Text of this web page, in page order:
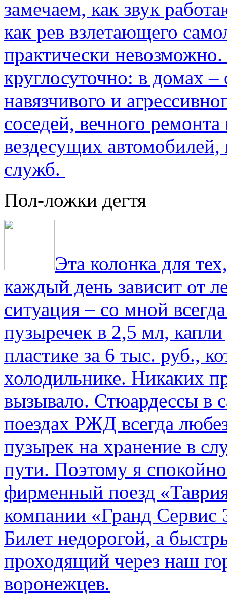
замечаем, как звук
как рев взлетающего
практически
круглосуточно: в домах
навязчивого и
соседей, вечного
вездесущих
служб.
Пол-ложки дегтя
Эта колонка для
каждый день зависит от
ситуация – со мной
пузыречек в 2,5 мл,
пластике за 6 тыс. руб.,
холодильнике. Никаких
вызывало. Стюардессы в
поездах РЖД всегда
пузырек на хранение в
пути. По­этому я
фирменный поезд
компании «Гранд Сервис
Билет недорогой, а
проходящий через наш
воронежцев.